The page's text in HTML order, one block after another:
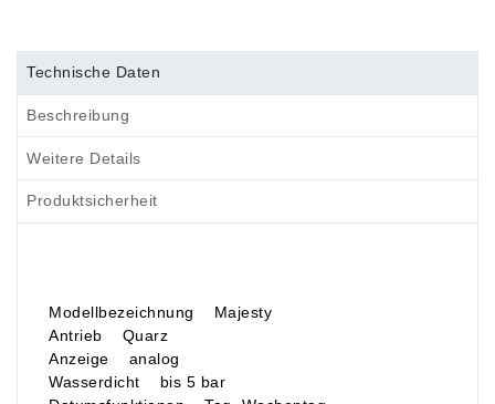
Technische Daten
Beschreibung
Weitere Details
Produktsicherheit
Modellbezeichnung Majesty
Antrieb Quarz
Anzeige analog
Wasserdicht bis 5 bar